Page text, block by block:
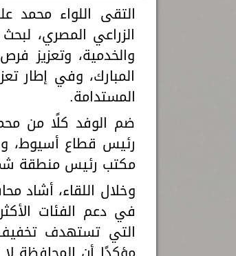
التقى اللواء محمد
الزراعي المصري،
والخدمية، وتعزيز
المبارك، وفي إطار
المستدامة.
ضم الوفد كلًا من
رئيس قطاع أسيوط،
مكتب رئيس منطقة
وخلال اللقاء، أشاد
في دعم الفئات
التي تستهدف تخفيف